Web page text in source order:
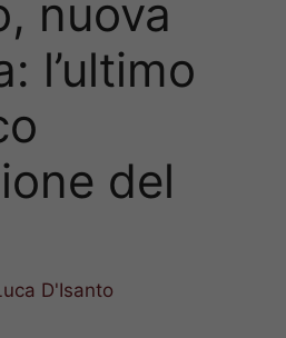
nuova
l’ultimo
del
D'Isanto